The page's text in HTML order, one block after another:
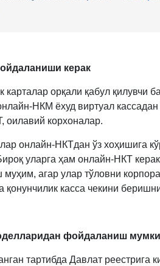
керак
карталар орқали қабул қилувчи
НКМ ёхуд виртуал
оилавий корхоналар.
онлайн-НКТдан ўз хоҳишига
уларга ҳам онлайн-НКТ
агар улар тўловни
қонунчилик касса чекини
фойдаланиш
тартибда Давлат реестрига